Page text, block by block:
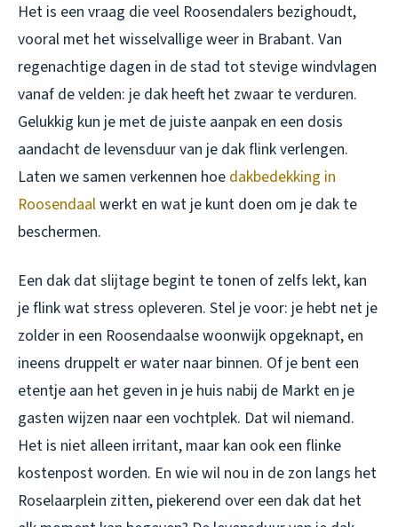
Het is een vraag die veel Roosendalers bezighoudt,
vooral met het wisselvallige weer in Brabant. Van
regenachtige dagen in de stad tot stevige windvlagen
vanaf de velden: je dak heeft het zwaar te verduren.
Gelukkig kun je met de juiste aanpak en een dosis
aandacht de levensduur van je dak flink verlengen.
Laten we samen verkennen hoe dakbedekking in
Roosendaalwerkt en wat je kunt doen om je dak te
beschermen.
Een dak dat slijtage begint te tonen of zelfs lekt, kan
je flink wat stress opleveren. Stel je voor: je hebt net je
zolder in een Roosendaalse woonwijk opgeknapt, en
ineens druppelt er water naar binnen. Of je bent een
etentje aan het geven in je huis nabij de Markt en je
gasten wijzen naar een vochtplek. Dat wil niemand.
Het is niet alleen irritant, maar kan ook een flinke
kostenpost worden. En wie wil nou in de zon langs het
Roselaarplein zitten, piekerend over een dak dat het